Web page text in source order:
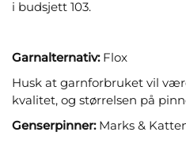
i budsjett 103.
Garnalternativ:Flox
Husk at garnforbruket vil
kvalitet, og størrelsen på
Genserpinner:Marks &